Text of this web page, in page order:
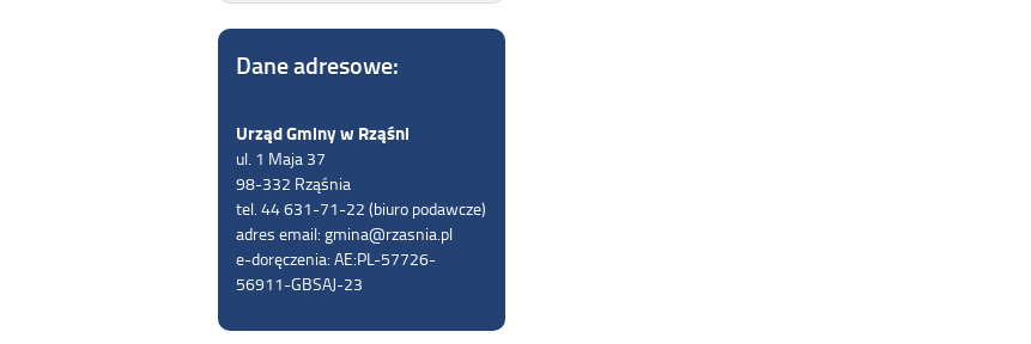
Dane adresowe:
Urząd Gminy w Rząśni
ul. 1 Maja 37
98-332 Rząśnia
tel. 44 631-71-22 (biuro podawcze)
adres email: gmina@rzasnia.pl
e-doręczenia: AE:PL-57726-
56911-GBSAJ-23